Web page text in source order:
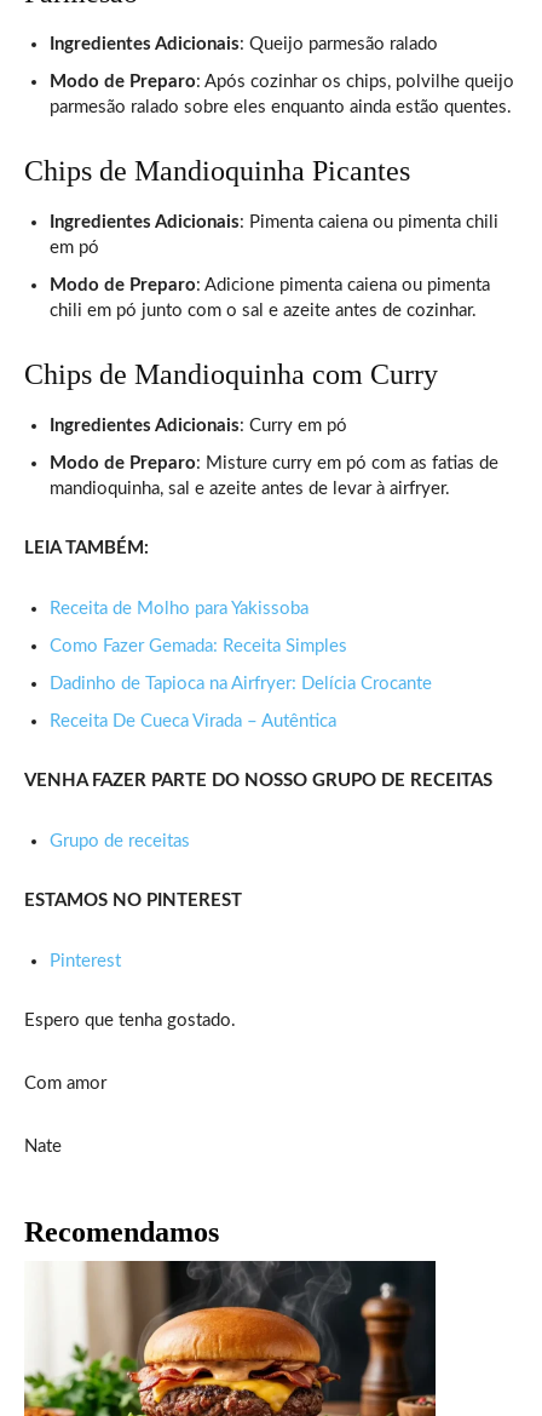
Ingredientes Adicionais: Queijo parmesão ralado
Modo de Preparo: Após cozinhar os chips, polvilhe queijo
parmesão ralado sobre eles enquanto ainda estão quentes.
Chips de Mandioquinha Picantes
Ingredientes Adicionais: Pimenta caiena ou pimenta chili
em pó
Modo de Preparo: Adicione pimenta caiena ou pimenta
chili em pó junto com o sal e azeite antes de cozinhar.
Chips de Mandioquinha com Curry
Ingredientes Adicionais: Curry em pó
Modo de Preparo: Misture curry em pó com as fatias de
mandioquinha, sal e azeite antes de levar à airfryer.
LEIA TAMBÉM:
Receita de Molho para Yakissoba
Como Fazer Gemada: Receita Simples
Dadinho de Tapioca na Airfryer: Delícia Crocante
Receita De Cueca Virada – Autêntica
VENHA FAZER PARTE DO NOSSO GRUPO DE RECEITAS
Grupo de receitas
ESTAMOS NO PINTEREST
Pinterest
Espero que tenha gostado.
Com amor
Nate
Recomendamos